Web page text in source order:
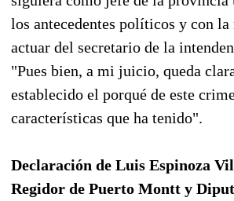
los antecedentes políticos y con la
actuar del secretario de la
"Pues bien, a mi juicio, queda
establecido el porqué de este
características que ha tenido".
Declaración de Luis Espinoza
Regidor de Puerto Montt y